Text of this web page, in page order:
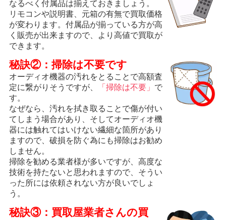
なるべく付属品は揃えておきましょう。
リモコンや説明書、元箱の有無で買取価格
が変わります。付属品が揃っている方が高
く販売が出来ますので、より高値で買取が
できます。
秘訣②：掃除は不要です
オーディオ機器の汚れをとることで高額査
定に繋がりそうですが、
「掃除は不要」 で
す。
なぜなら、汚れを拭き取ることで傷が付い
てしまう場合があり、そしてオーディオ機
器には触れてはいけない繊細な箇所があり
ますので、破損を防ぐ為にも掃除はお勧め
しません。
掃除を勧める業者様が多いですが、高度な
技術を持たないと思われますので、そうい
った所には依頼されない方が良いでしょ
う。
秘訣③：買取屋業者さんの買